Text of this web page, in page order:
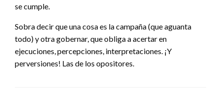
se cumple.
Sobra decir que una cosa es la campaña (que aguanta
todo) y otra gobernar, que obliga a acertar en
ejecuciones, percepciones, interpretaciones. ¡Y
perversiones! Las de los opositores.